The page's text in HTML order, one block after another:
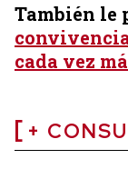
También le
cada vez
+